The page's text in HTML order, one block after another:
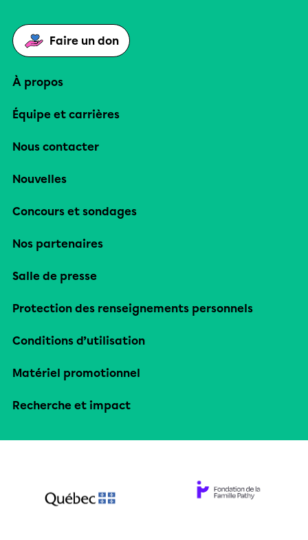
Faire un don
À propos
Équipe et carrières
Nous contacter
Nouvelles
Concours et sondages
Nos partenaires
Salle de presse
Protection des renseignements personnels
Conditions d’utilisation
Matériel promotionnel
Recherche et impact